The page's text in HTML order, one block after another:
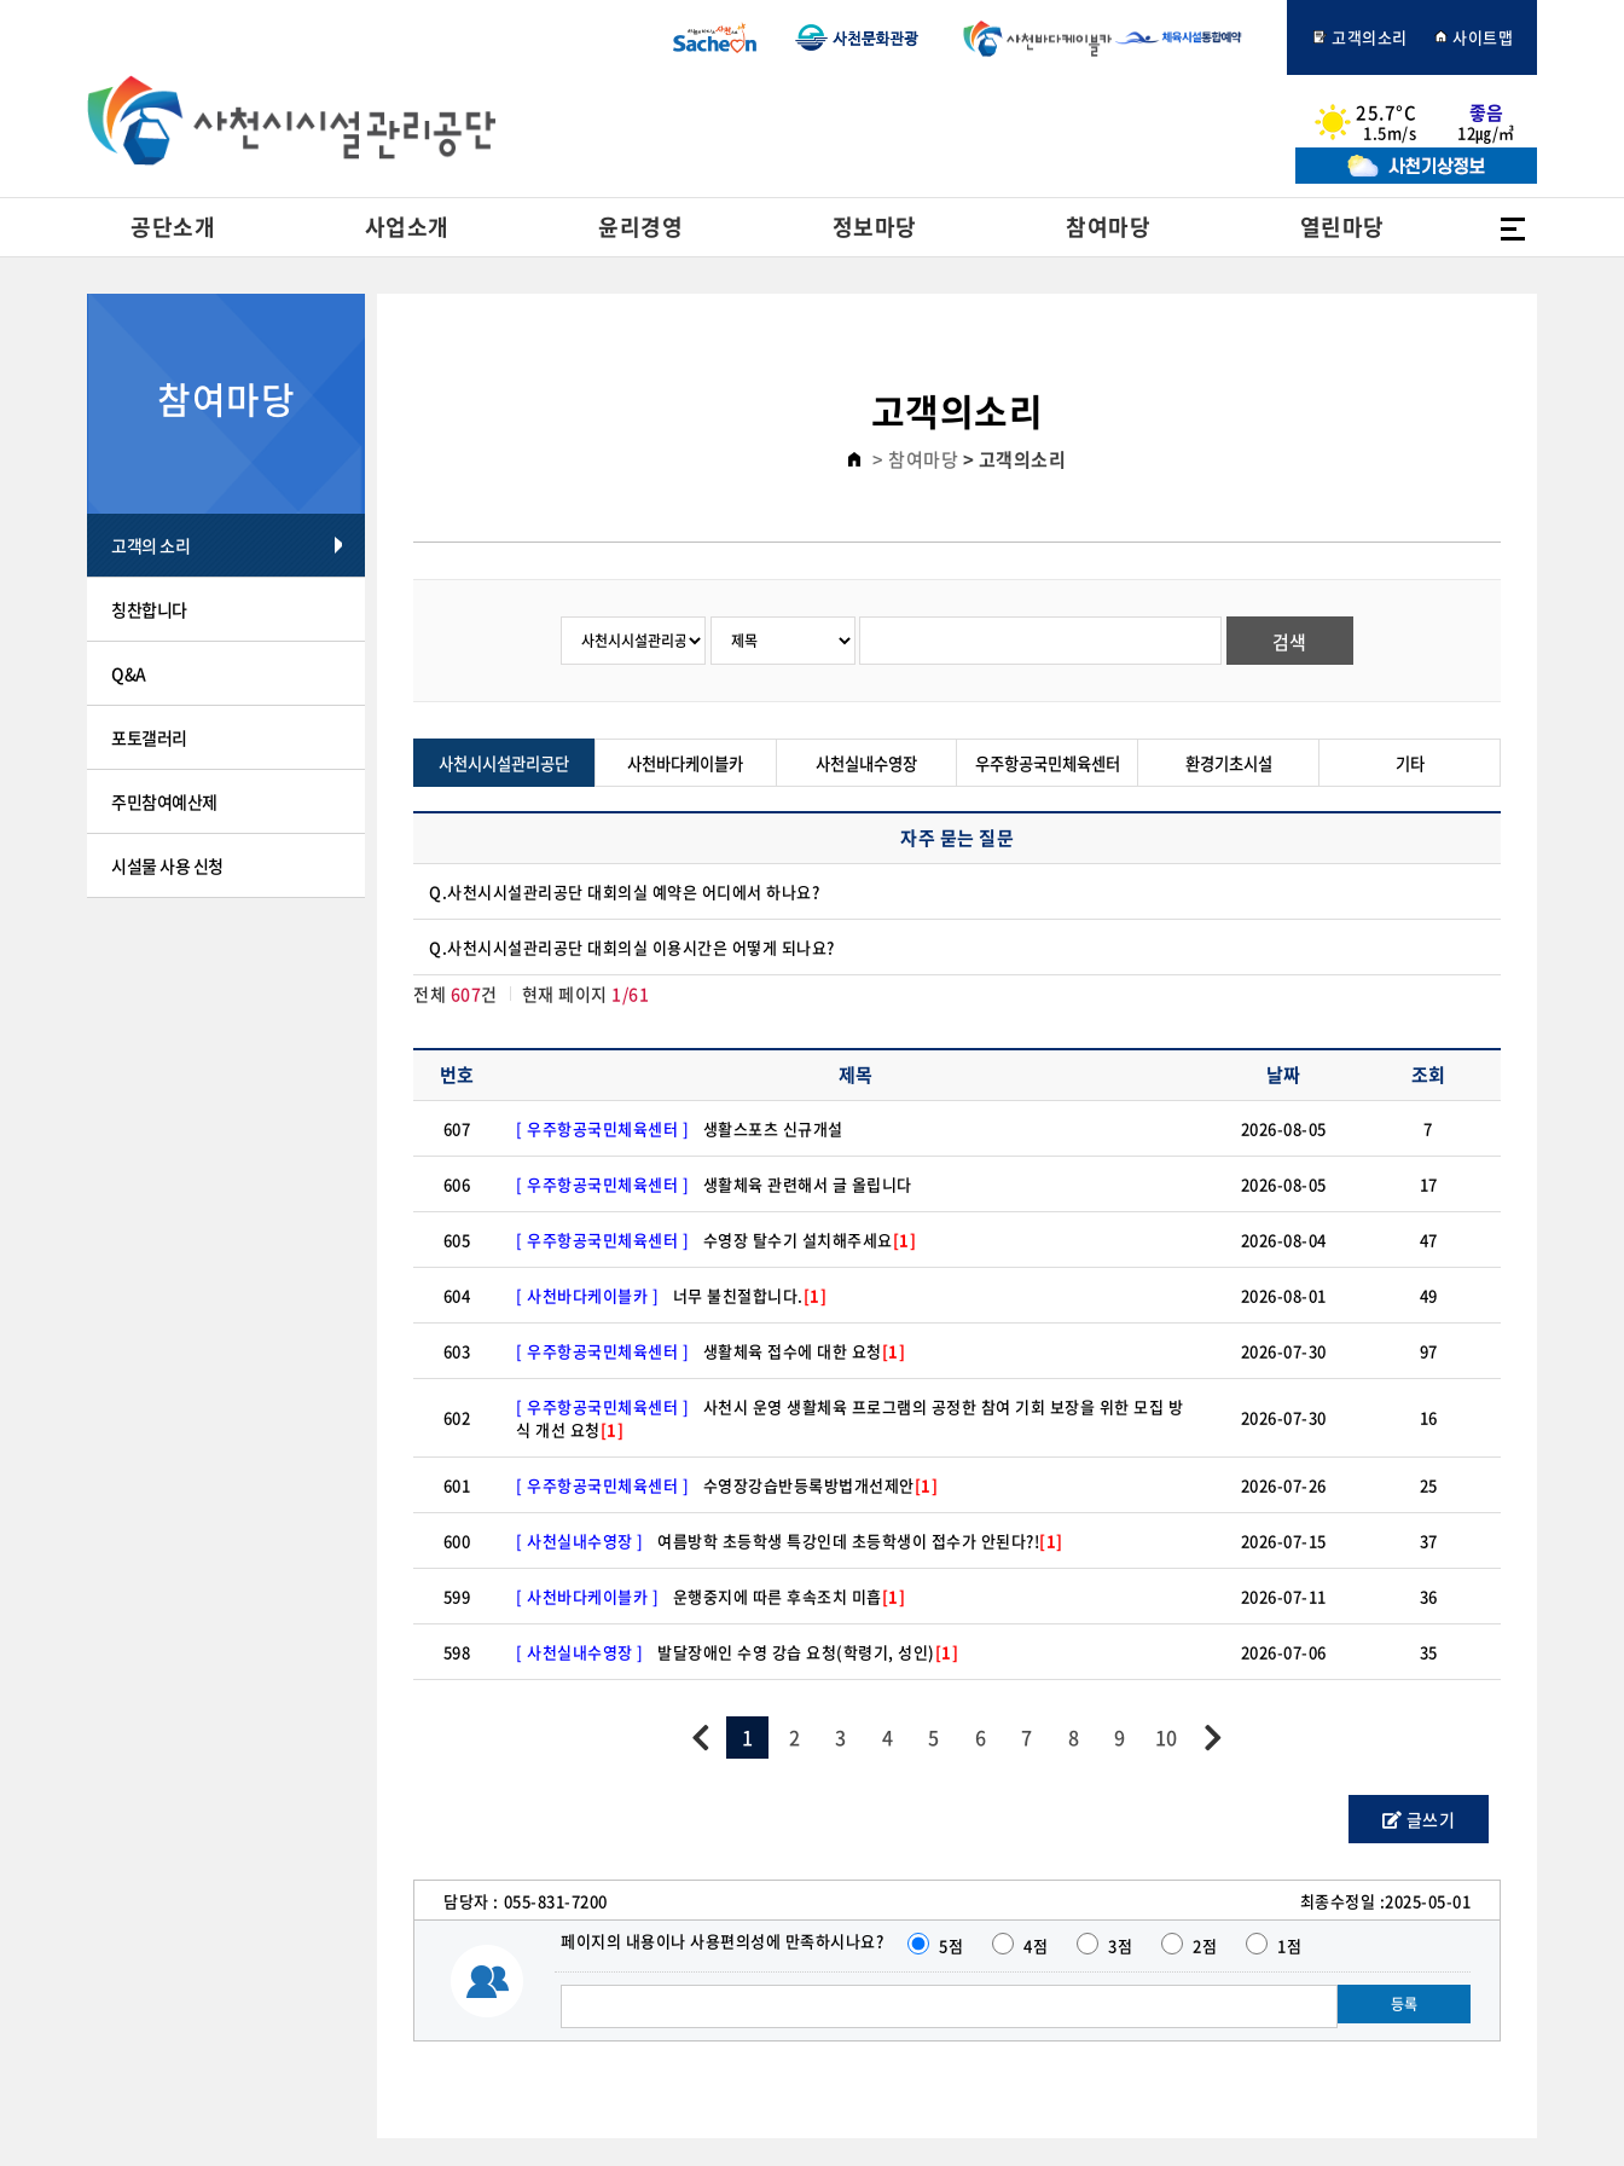
고객의소리 사이트맵
25.7°C
1.5m/s
좋음
12㎍/㎥
공단소개 사업소개 윤리경영 정보마당 참여마당 열린마당
참여마당
고객의 소리
칭찬합니다
Q&A
포토갤러리
주민참여예산제
시설물 사용 신청
고객의소리
> 참여마당> 고객의소리
사천시시설관리공단 사천바다케이블카 사천실내수영장 우주항공국민체육센터 환경기초시설 기타
자주 묻는 질문
Q.사천시시설관리공단 대회의실 예약은 어디에서 하나요?
Q.사천시시설관리공단 대회의실 이용시간은 어떻게 되나요?
전체 607건 현재 페이지 1/61
번호 제목 날짜 조회
607 [ 우주항공국민체육센터 ] 생활스포츠 신규개설 2026-08-05 7
606 [ 우주항공국민체육센터 ] 생활체육 관련해서 글 올립니다 2026-08-05 17
605 [ 우주항공국민체육센터 ] 수영장 탈수기 설치해주세요[1] 2026-08-04 47
604 [ 사천바다케이블카 ] 너무 불친절합니다.[1] 2026-08-01 49
603 [ 우주항공국민체육센터 ] 생활체육 접수에 대한 요청[1] 2026-07-30 97
602 [ 우주항공국민체육센터 ]
사천시 운영 생활체육 프로그램의 공정한 참여 기회 보장을 위한 모집 방
식 개선 요청[1]
2026-07-30 16
601 [ 우주항공국민체육센터 ] 수영장강습반등록방법개선제안[1] 2026-07-26 25
600 [ 사천실내수영장 ] 여름방학 초등학생 특강인데 초등학생이 접수가 안된다?![1] 2026-07-15 37
599 [ 사천바다케이블카 ] 운행중지에 따른 후속조치 미흡[1] 2026-07-11 36
598 [ 사천실내수영장 ] 발달장애인 수영 강습 요청(학령기, 성인)[1] 2026-07-06 35
1 2 3 4 5 6 7 8 9 10
글쓰기
담당자 : 055-831-7200 최종수정일 :2025-05-01
페이지의 내용이나 사용편의성에 만족하시나요?
5점 4점 3점 2점 1점